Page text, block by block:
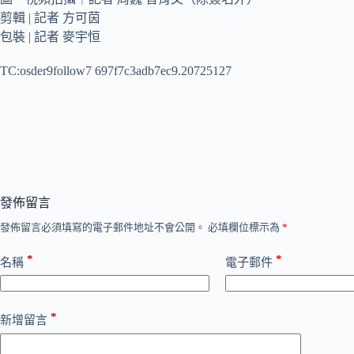
剪輯 | 記者 方可茵
包裝 | 記者 麥宇恒
TC:osder9follow7 697f7c3adb7ec9.20725127
發佈留言
發佈留言必須填寫的電子郵件地址不會公開。 必填欄位標示為 *
名稱 * 電子郵件 *
新增留言 *